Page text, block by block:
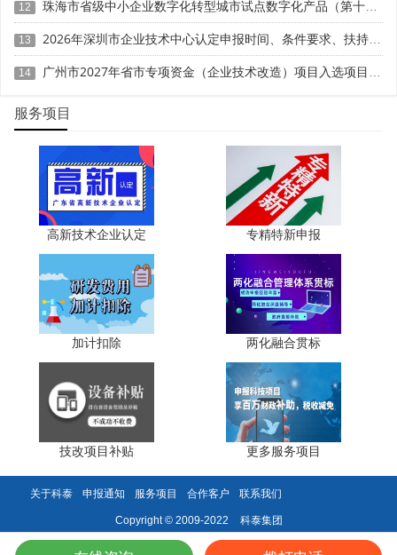
部门登记)。研发费用分配说明和费用归集计算证据材
料。“研发支出”辅助账及汇总表。
《研发费用加计扣除优惠明细表》(选择预缴享受的企业
(一)研发费用范围界定：企业需严格按照国家财务会计
制度和政策要求，准确界定研发费用范围，避免将不符合条
件的费用计入研发费用。
(二)研发项目管理：企业应建立健全研发项目管理制
度，确保研发活动的规范性和可追溯性。研发项目计划书、
立项决议文件、研发人员名单等资料需完整、准确。
(三)委托研发费用处理
委托研发费用需按实际发生额的80%计入委托方研发费
用，并确保委托合同在科技行政主管部门登记。
提供高新技术企业认定、名优高新技术产品
定、省市重点实验室认定、专精特新中小企业、专精特新“小
12 珠海市省级中小企业数字化转型城市试点数字化产品（第十一批）征集申报时间、条件要求
13 2026年深圳市企业技术中心认定申报时间、条件要求、扶持奖励
14 广州市2027年省市专项资金（企业技术改造）项目入选项目库申报时间、条件要求、补助奖励
服务项目
高新技术企业认定 专精特新申报
加计扣除 两化融合贯标
技改项目补贴 更多服务项目
关于科泰 申报通知 服务项目 合作客户 联系我们
Copyright © 2009-2022 科泰集团